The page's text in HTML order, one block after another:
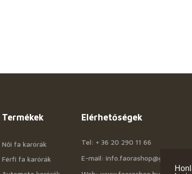
Termékek
Női fa karórák
Férfi fa karórák
Elérhetőségek
Tel: + 36 20 290 11 66
E-mail: info.faorashop@gmail.com